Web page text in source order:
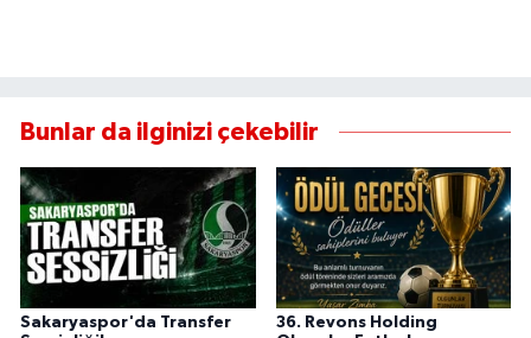
Bunlar da ilginizi çekebilir
Sakaryaspor'da Transfer
36. Revons Holding